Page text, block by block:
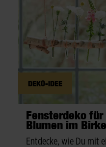
DEKO-IDEE
Fensterdeko
Blumen im
Entdecke, wie Du mit